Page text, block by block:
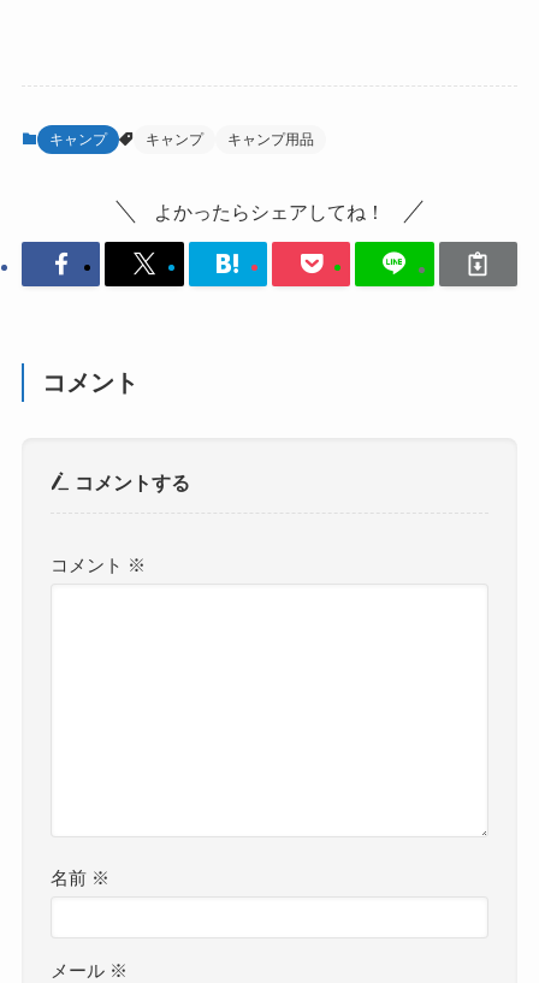
キャンプ キャンプ キャンプ用品
よかったらシェアしてね！
コメント
コメントする
コメント ※
名前 ※
メール ※